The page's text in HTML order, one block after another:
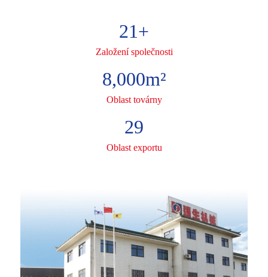
21+
Založení společnosti
8,000m²
Oblast továrny
29
Oblast exportu